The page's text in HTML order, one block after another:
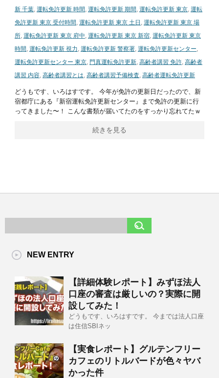
新 千葉, 運転免許更新 時間, 運転免許更新 期間, 運転免許更新 東京, 運転
免許更新 東京 受付時間, 運転免許更新 東京 土日 , 運転免許更新 東京 場
所, 運転免許更新 東京 府中, 運転免許更新 東京 新宿, 運転免許更新 東京
時間, 運転免許更新 視力, 運転免許更新 警察署, 運転免許更新センター,
運転免許更新センター 東京, 門真運転免許更新, 高齢者講習 免許, 高齢者
講習 内容, 高齢者講習とは, 高齢者講習予備検査, 高齢者運転免許更新
どうもです、いろはすです。 今年が免許の更新日だったので、新
宿都庁にある『新宿運転免許更新センター』まで免許の更新に行
ってきました〜！ こんな書類が届いてたのをすっかり忘れてたｗ
続きを見る
NEW ENTRY
【詳細体験レポート】みずほ法人
口座の審査は厳しいの？実際に開
設してみた！
どうもです、いろはすです。 今までは法人口座
は住信SBIネッ
【実食レポート】グルテンフリー
カフェのリトルバードが色々ヤバ
かった件